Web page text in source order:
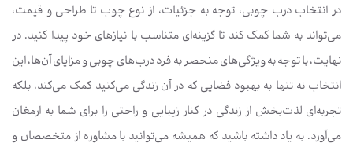
در انتخاب درب چوبی، توجه به جزئیات، از نوع چوب تا طراحی و قیمت،
می‌تواند به شما کمک کند تا گزینه‌ای متناسب با نیازهای خود پیدا کنید. در
نهایت، با توجه به ویژگی‌های منحصر به فرد درب‌های چوبی و مزایای آن‌ها، این
انتخاب نه تنها به بهبود فضایی که در آن زندگی می‌کنید کمک می‌کند، بلکه
تجربه‌ای لذت‌بخش از زندگی در کنار زیبایی و راحتی را برای شما به ارمغان
می‌آورد. به یاد داشته باشید که همیشه می‌توانید با مشاوره از متخصصان و